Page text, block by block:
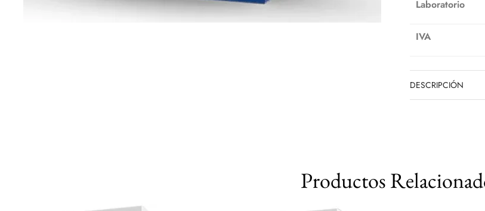
Laboratorio
IVA
DESCRIPCIÓN
Productos